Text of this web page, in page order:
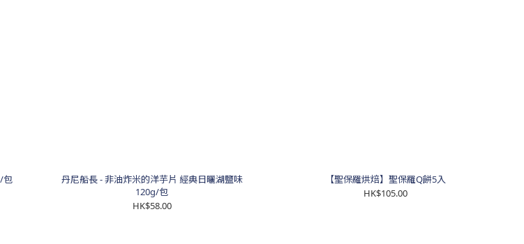
包
丹尼船長 - 非油炸米的洋芋片 經典日曬湖鹽味
120g/包
HK$58.00
【聖保羅烘焙】聖保羅Q餅5入
HK$105.00